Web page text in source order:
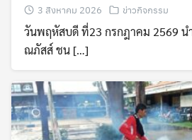
3 สิงหาคม 2026 ข่าวกิจกรรม
วันพฤหัสบดี ที่23 กรกฎาคม 2569 น
ณภัสส์ ชน […]